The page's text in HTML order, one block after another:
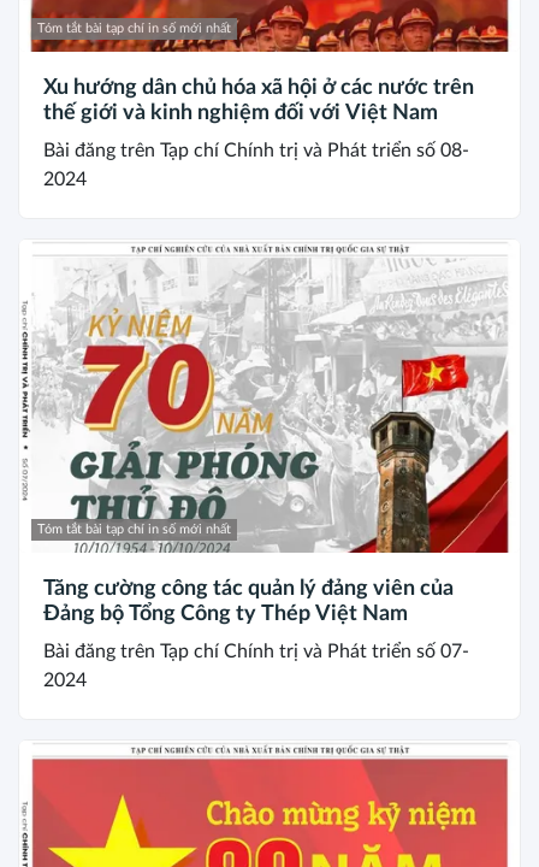
Tóm tắt bài tạp chí in số mới nhất
Xu hướng dân chủ hóa xã hội ở các nước trên
thế giới và kinh nghiệm đối với Việt Nam
Bài đăng trên Tạp chí Chính trị và Phát triển số 08-
2024
Tóm tắt bài tạp chí in số mới nhất
Tăng cường công tác quản lý đảng viên của
Đảng bộ Tổng Công ty Thép Việt Nam
Bài đăng trên Tạp chí Chính trị và Phát triển số 07-
2024